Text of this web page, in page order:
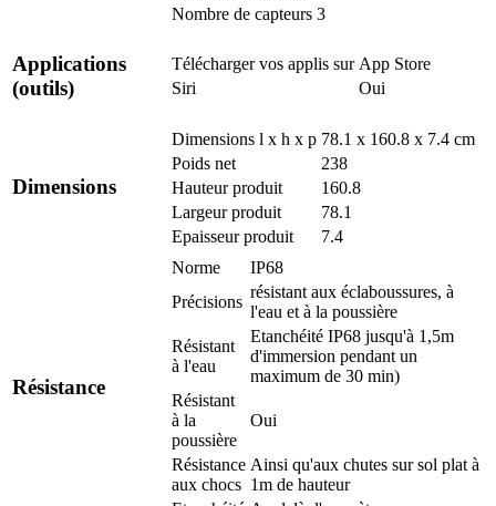
Nombre de capteurs 3
Applications
(outils)
Télécharger vos applis sur App Store
Siri
Oui
Dimensions
Dimensions l x h x p 78.1 x 160.8 x 7.4 cm
Poids net
238
Hauteur produit
160.8
Largeur produit
78.1
Epaisseur produit
7.4
Résistance
Norme
IP68
Précisions
résistant aux éclaboussures, à
l'eau et à la poussière
Résistant
à l'eau
Etanchéité IP68 jusqu'à 1,5m
d'immersion pendant un
maximum de 30 min)
Résistant
à la
poussière
Oui
Résistance
aux chocs
Ainsi qu'aux chutes sur sol plat à
1m de hauteur